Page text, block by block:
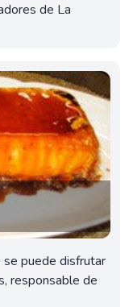
de La
se puede disfrutar
responsable de